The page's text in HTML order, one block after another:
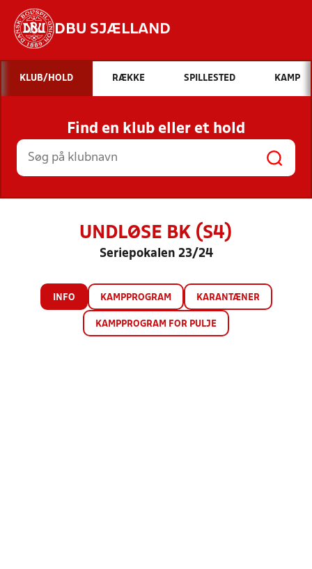
DBU SJÆLLAND
Hvad vil du søge efter?
INDHOLD OG NYHEDER
STILLINGER, RESULTATER, KLUBBER OG
HOLD
KLUB/HOLD RÆKKE SPILLESTED KAMP
Find en klub eller et hold
UNDLØSE BK (S4)
Seriepokalen 23/24
INFO KAMPPROGRAM KARANTÆNER
KAMPPROGRAM FOR PULJE